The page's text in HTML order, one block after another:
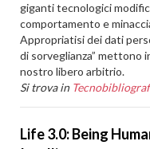
giganti tecnologici
comportamento e
Appropriatisi dei dati
di sorveglianza” mettono
nostro libero arbitrio.
Si trova in
Life 3.0: Being